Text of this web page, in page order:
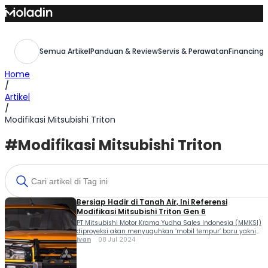
Skip
to
Semua ArtikelPanduan & ReviewServis & Perawatan
Home
/
Artikel
/
Modifikasi Mitsubishi Triton
#Modifikasi Mitsubishi Triton
Bersiap Hadir di Tanah Air, Ini Referensi
Modifikasi Mitsubishi Triton Gen 6
PT Mitsubishi Motor Krama Yudha Sales Indonesia (MMKSI)
diproyeksi akan menyuguhkan ‘mobil tempur’ baru yakni
Mitsubishi Triton paling terkini di GIIAS 2024. Ini dia
Ivan 08 Jul 2024